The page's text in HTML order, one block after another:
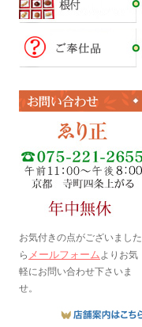
お気付きの点がございました
ら メールフォームよりお気
軽にお問い合わせ下さいま
せ。